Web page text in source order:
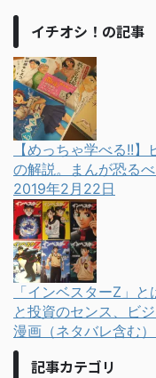
イチオシ！の記事
【めっちゃ学べる!!
の解説。まんが恐る
2019年2月22日
「インベスターZ」
と投資のセンス、ビ
漫画（ネタバレ含む）
記事カテゴリ